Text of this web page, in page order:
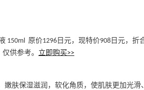
150ml 原价1296日元，现特价908日元，折
供参考。 立即购买>>
嫩肤保湿滋润，软化角质，使肌肤更加光滑